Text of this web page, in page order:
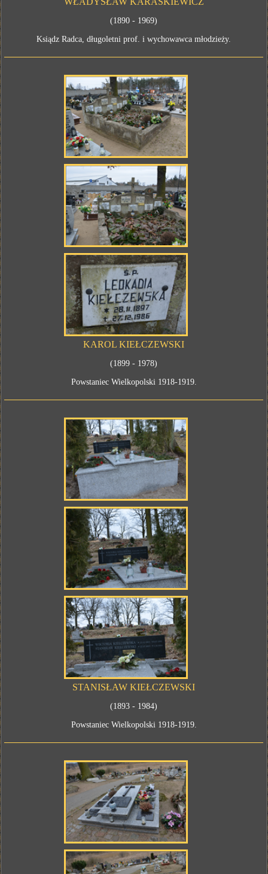
(1890 - 1969)
Ksiądz Radca, długoletni prof. i wychowawca młodzieży.
KAROL KIEŁCZEWSKI
(1899 - 1978)
Powstaniec Wielkopolski 1918-1919.
STANISŁAW KIEŁCZEWSKI
(1893 - 1984)
Powstaniec Wielkopolski 1918-1919.